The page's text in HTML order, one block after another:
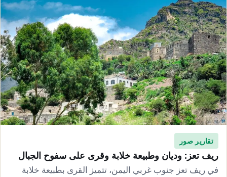
تقارير صور
ريف تعز: وديان وطبيعة خلابة وقرى على سفوح الجبال
في ريف تعز جنوب غربي اليمن، تتميز القرى بطبيعة خلابة